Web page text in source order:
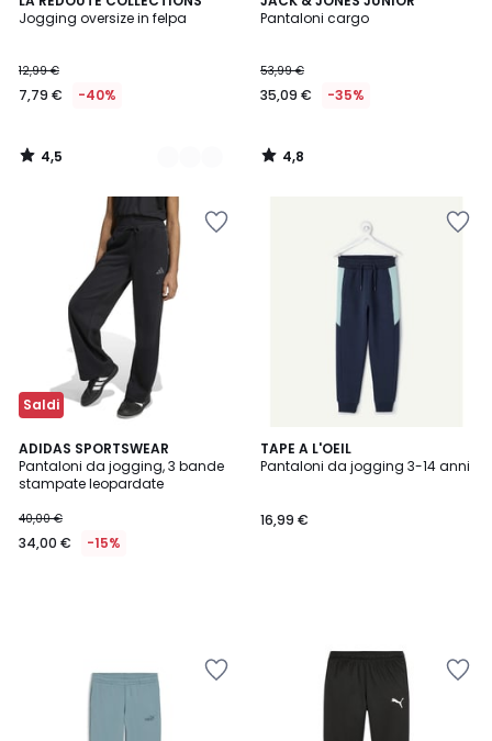
Jogging oversize in felpa
12,99 €
7,79 € -40%
/ 5
Colori
4,5
/
Pantaloni cargo
53,99 €
35,09 € -35%
/ 5
4,8
/
Saldi
ADIDAS SPORTSWEAR
Pantaloni da jogging, 3 bande
stampate leopardate
40,00 €
34,00 € -15%
TAPE A L'OEIL
Pantaloni da jogging 3-14 anni
16,99 €